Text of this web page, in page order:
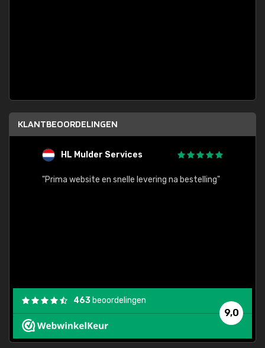
KLANTBEOORDELINGEN
HL Mulder Services
"Prima website en snelle levering na bestelling"
9,0
463 beoordelingen